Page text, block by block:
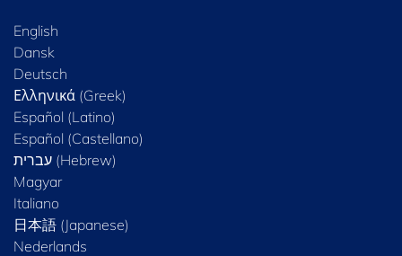
English
Dansk
Deutsch
Ελληνικά (Greek)
Español (Latino)
Español (Castellano)
Magyar
Italiano
日本語 (Japanese)
Nederlands